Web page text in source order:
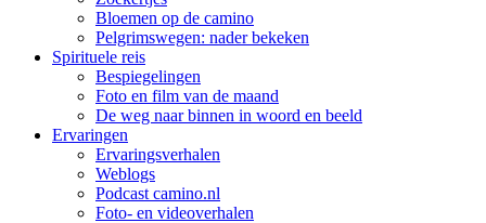
Bloemen op de camino
Pelgrimswegen: nader bekeken
Spirituele reis
Bespiegelingen
Foto en film van de maand
De weg naar binnen in woord en beeld
Ervaringen
Ervaringsverhalen
Weblogs
Podcast camino.nl
Foto- en videoverhalen